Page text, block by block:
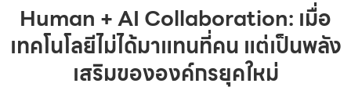
Human + AI Collaboration: เมื่อ
เทคโนโลยีไม่ได้มาแทนที่คน แต่เป็นพลัง
เสริมขององค์กรยุคใหม่